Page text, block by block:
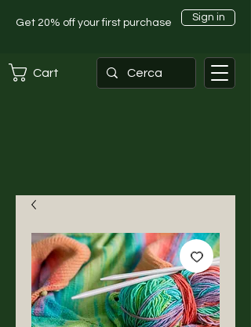
Get 20% off your first purchase Sign in
Cart